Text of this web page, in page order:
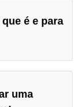
é e para
uma